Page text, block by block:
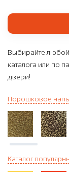
Выбирайте
каталога или по
двери!
Порошковое
Каталог